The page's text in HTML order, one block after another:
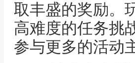
取丰盛的奖励。
高难度的任务挑
参与更多的活动